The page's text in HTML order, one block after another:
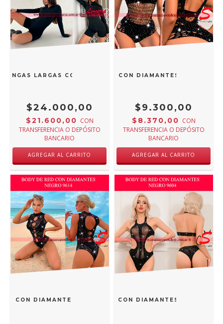
LARGAS CORTO NEGRO
$24.000,00
$21.600,00 CON
TRANSFERENCIA O DEPÓSITO
BANCARIO
AGREGAR AL CARRITO
BODY DE RED CON DIAMANTES NEGRO
$9.300,00
$8.370,00 CON
TRANSFERENCIA O DEPÓSITO
BANCARIO
AGREGAR AL CARRITO
CON DIAMANTES NEGRO 9614
BODY DE RED CON DIAMANTES NEGRO